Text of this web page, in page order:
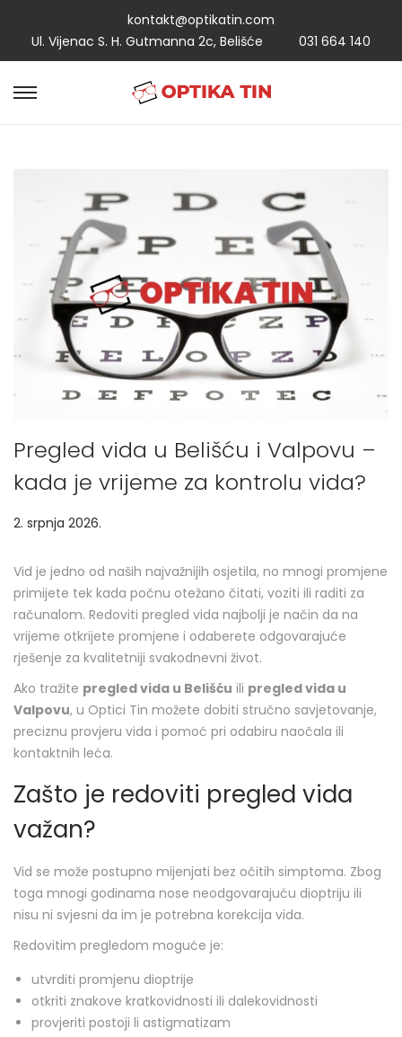
kontakt@optikatin.com
Ul. Vijenac S. H. Gutmanna 2c, Belišće
031 664 140
Pregled vida u Belišću i Valpovu –
kada je vrijeme za kontrolu vida?
P
s
t
e
d
o
2. srpnja 2026.
s
r
p
n
j
2
0
2
6
Vid je jedno od naših najvažnijih osjetila, no mnogi promjene
primijete tek kada počnu otežano čitati, voziti ili raditi za
računalom. Redoviti pregled vida najbolji je način da na
vrijeme otkrijete promjene i odaberete odgovarajuće
rješenje za kvalitetniji svakodnevni život.
Ako tražite pregled vida u Belišću ili pregled vida u
Valpovu, u Optici Tin možete dobiti stručno savjetovanje,
preciznu provjeru vida i pomoć pri odabiru naočala ili
kontaktnih leća.
Zašto je redoviti pregled vida
važan?
Vid se može postupno mijenjati bez očitih simptoma. Zbog
toga mnogi godinama nose neodgovarajuću dioptriju ili
nisu ni svjesni da im je potrebna korekcija vida.
Redovitim pregledom moguće je:
utvrditi promjenu dioptrije
otkriti znakove kratkovidnosti ili dalekovidnosti
provjeriti postoji li astigmatizam